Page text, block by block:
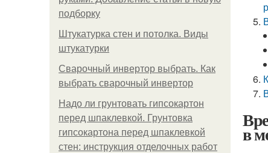
подборку
Штукатурка стен и потолка. Виды
штукатурки
Сварочный инвертор выбрать. Как
выбрать сварочный инвертор
Надо ли грунтовать гипсокартон
перед шпаклевкой. Грунтовка
гипсокартона перед шпаклевкой
стен: инструкция отделочных работ
в